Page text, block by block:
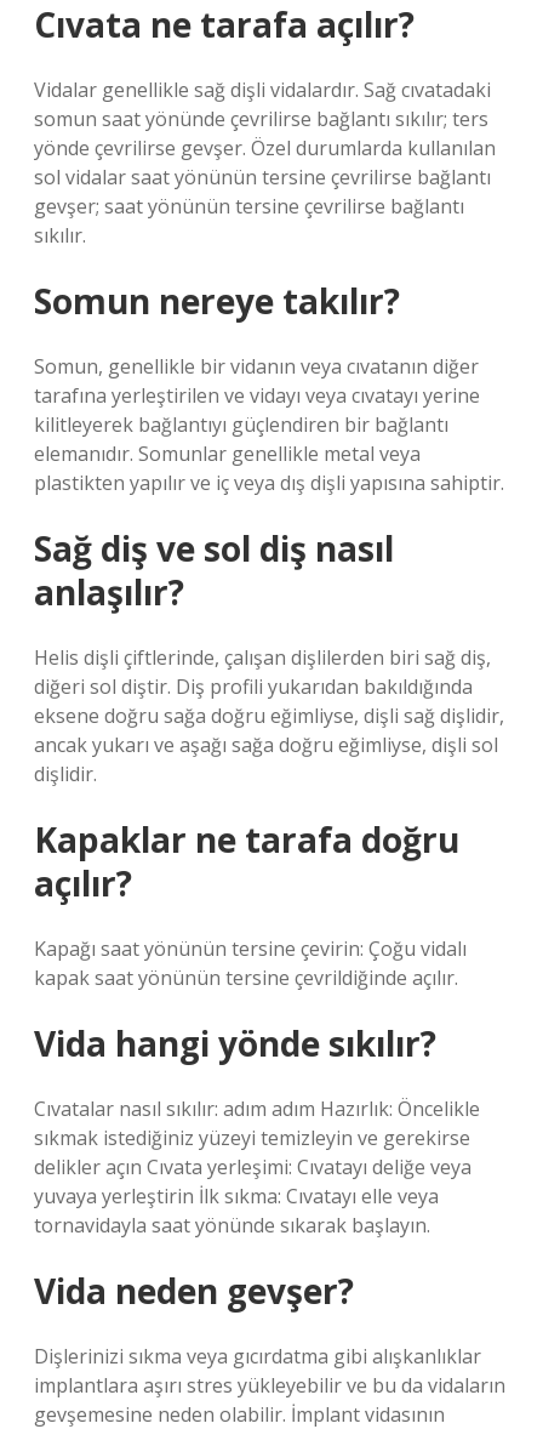
Cıvata ne tarafa açılır?
Vidalar genellikle sağ dişli vidalardır. Sağ cıvatadaki
somun saat yönünde çevrilirse bağlantı sıkılır; ters
yönde çevrilirse gevşer. Özel durumlarda kullanılan
sol vidalar saat yönünün tersine çevrilirse bağlantı
gevşer; saat yönünün tersine çevrilirse bağlantı
sıkılır.
Somun nereye takılır?
Somun, genellikle bir vidanın veya cıvatanın diğer
tarafına yerleştirilen ve vidayı veya cıvatayı yerine
kilitleyerek bağlantıyı güçlendiren bir bağlantı
elemanıdır. Somunlar genellikle metal veya
plastikten yapılır ve iç veya dış dişli yapısına sahiptir.
Sağ diş ve sol diş nasıl
anlaşılır?
Helis dişli çiftlerinde, çalışan dişlilerden biri sağ diş,
diğeri sol diştir. Diş profili yukarıdan bakıldığında
eksene doğru sağa doğru eğimliyse, dişli sağ dişlidir,
ancak yukarı ve aşağı sağa doğru eğimliyse, dişli sol
dişlidir.
Kapaklar ne tarafa doğru
açılır?
Kapağı saat yönünün tersine çevirin: Çoğu vidalı
kapak saat yönünün tersine çevrildiğinde açılır.
Vida hangi yönde sıkılır?
Cıvatalar nasıl sıkılır: adım adım Hazırlık: Öncelikle
sıkmak istediğiniz yüzeyi temizleyin ve gerekirse
delikler açın Cıvata yerleşimi: Cıvatayı deliğe veya
yuvaya yerleştirin İlk sıkma: Cıvatayı elle veya
tornavidayla saat yönünde sıkarak başlayın.
Vida neden gevşer?
Dişlerinizi sıkma veya gıcırdatma gibi alışkanlıklar
implantlara aşırı stres yükleyebilir ve bu da vidaların
gevşemesine neden olabilir. İmplant vidasının